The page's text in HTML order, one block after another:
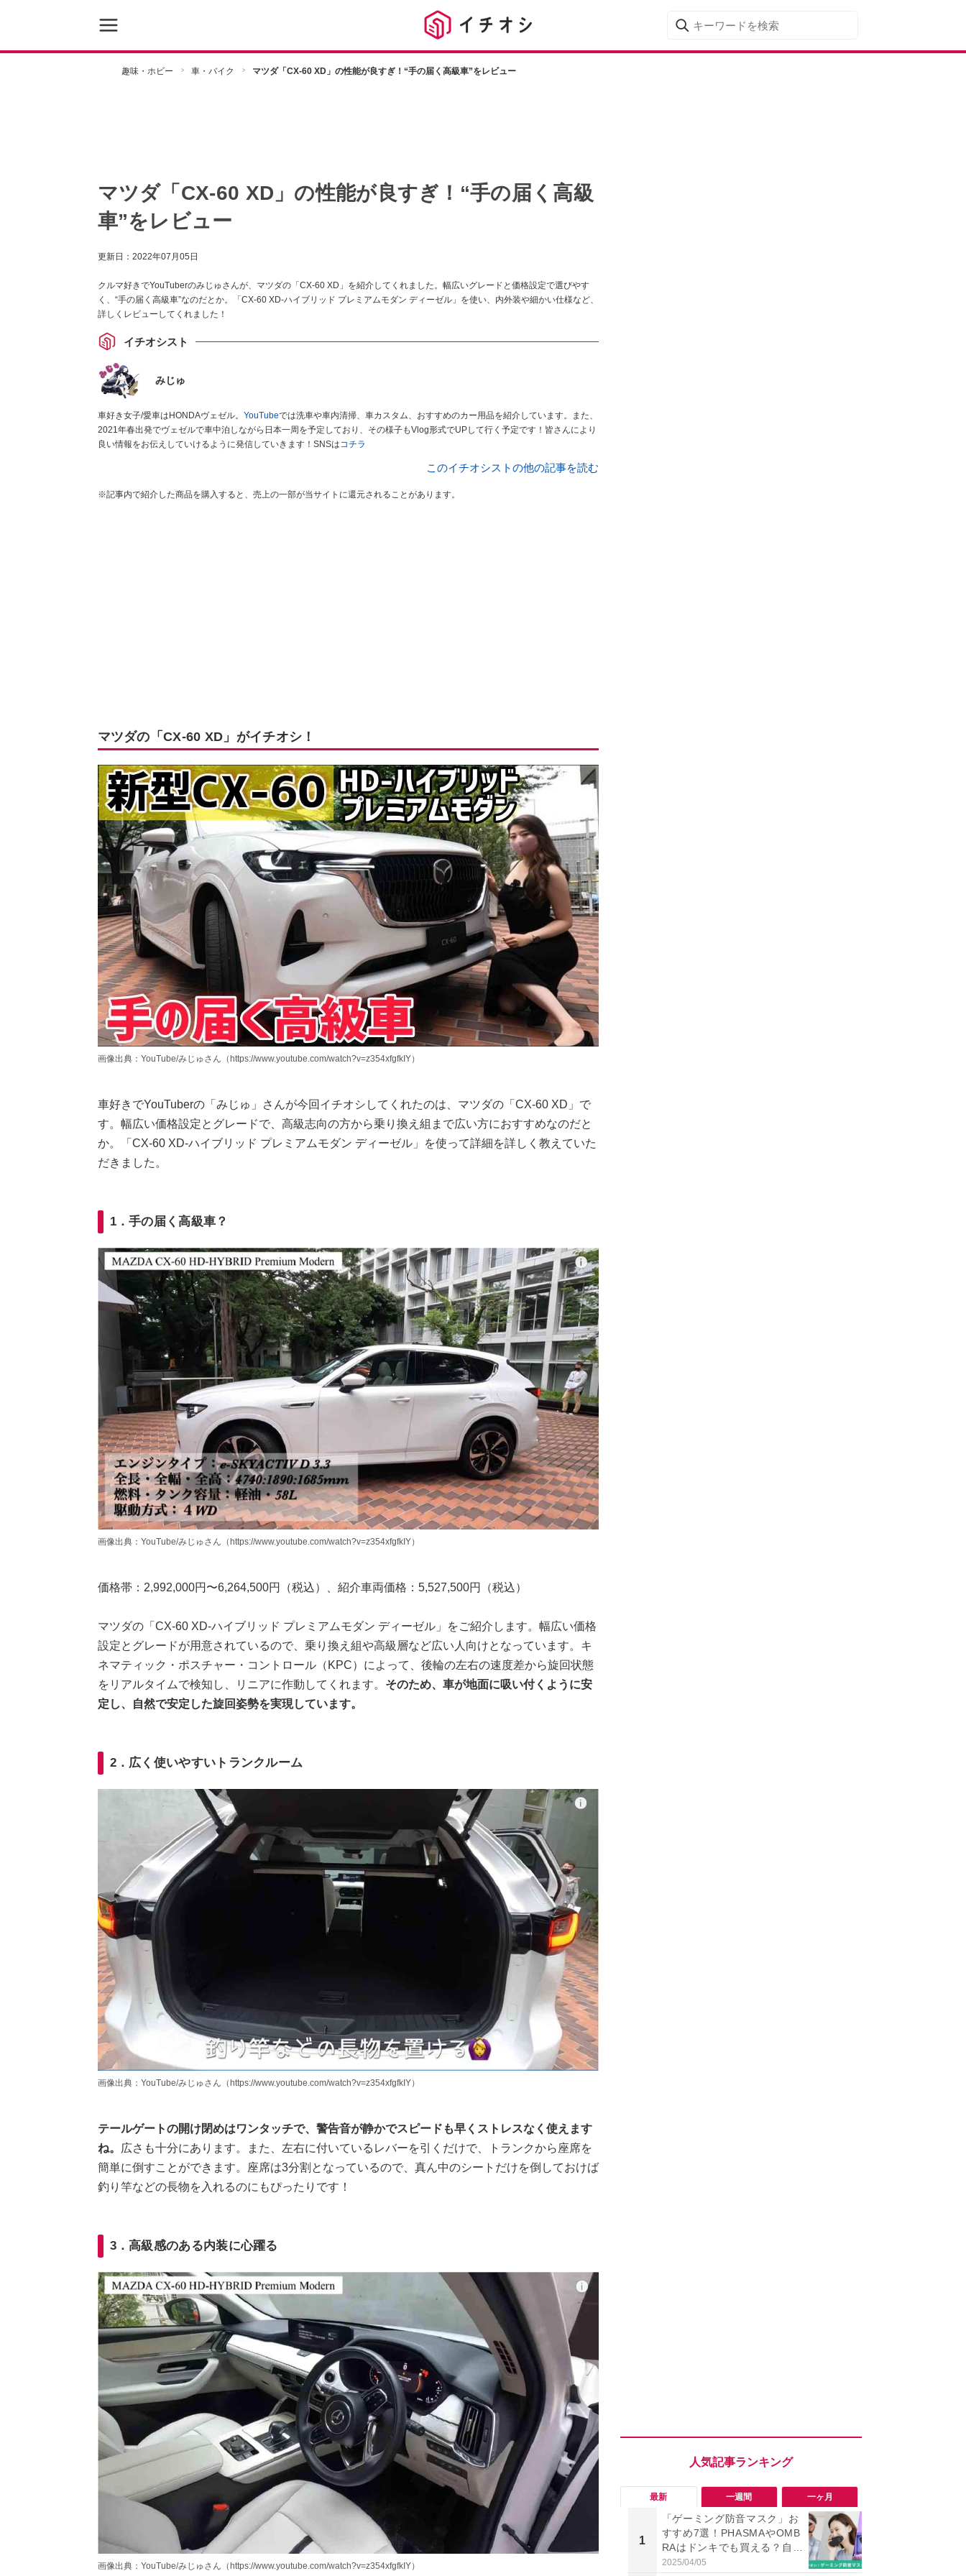
趣味・ホビー 車・バイク マツダ「CX-60 XD」の性能が良すぎ！“手の届く高級車”をレビュー
マツダ「CX-60 XD」の性能が良すぎ！“手の届く高級
車”をレビュー
更新日： 2022年07月05日
クルマ好きでYouTuberのみじゅさんが、マツダの「CX-60 XD」を紹介してくれました。幅広いグレードと価格設定で選びやす
く、“手の届く高級車”なのだとか。「CX-60 XD-ハイブリッド プレミアムモダン ディーゼル」を使い、内外装や細かい仕様など、
詳しくレビューしてくれました！
イチオシスト
みじゅ
車好き女子/愛車はHONDAヴェゼル。 YouTubeでは洗車や車内清掃、車カスタム、おすすめのカー用品を紹介しています。また、
2021年春出発でヴェゼルで車中泊しながら日本一周を予定しており、その様子もVlog形式でUPして行く予定です！皆さんにより
良い情報をお伝えしていけるように発信していきます！SNSはコチラ
このイチオシストの他の記事を読む
※記事内で紹介した商品を購入すると、売上の一部が当サイトに還元されることがあります。
マツダの「CX-60 XD」がイチオシ！
画像出典：YouTube/みじゅさん（https://www.youtube.com/watch?v=z354xfgfkIY）
車好きでYouTuberの「みじゅ」さんが今回イチオシしてくれたのは、マツダの「CX-60 XD」で
す。幅広い価格設定とグレードで、高級志向の方から乗り換え組まで広い方におすすめなのだと
か。「CX-60 XD-ハイブリッド プレミアムモダン ディーゼル」を使って詳細を詳しく教えていた
だきました。
1．手の届く高級車？
画像出典：YouTube/みじゅさん（https://www.youtube.com/watch?v=z354xfgfkIY）
価格帯：2,992,000円〜6,264,500円（税込）、紹介車両価格：5,527,500円（税込）
マツダの「CX-60 XD-ハイブリッド プレミアムモダン ディーゼル」をご紹介します。幅広い価格
設定とグレードが用意されているので、乗り換え組や高級層など広い人向けとなっています。キ
ネマティック・ポスチャー・コントロール（KPC）によって、後輪の左右の速度差から旋回状態
をリアルタイムで検知し、リニアに作動してくれます。 そのため、車が地面に吸い付くように安
定し、自然で安定した旋回姿勢を実現しています。
2．広く使いやすいトランクルーム
画像出典：YouTube/みじゅさん（https://www.youtube.com/watch?v=z354xfgfkIY）
テールゲートの開け閉めはワンタッチで、警告音が静かでスピードも早くストレスなく使えます
ね。
広さも十分にあります。また、左右に付いているレバーを引くだけで、トランクから座席を
簡単に倒すことができます。座席は3分割となっているので、真ん中のシートだけを倒しておけば
釣り竿などの長物を入れるのにもぴったりです！
3．高級感のある内装に心躍る
画像出典：YouTube/みじゅさん（https://www.youtube.com/watch?v=z354xfgfkIY）
最新 一週間 一ヶ月
1
「ゲーミング防音マスク」お
すすめ7選！PHASMAやOMB
RAはドンキでも買える？自作
方法もご紹介
2025/04/05